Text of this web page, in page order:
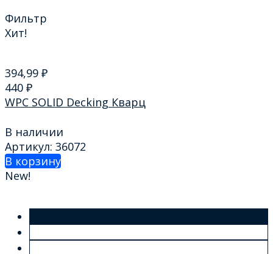
Фильтр
Хит!
394,99 ₽
440 ₽
WPC SOLID Decking Кварц
В наличии
Артикул: 36072
В корзину
New!